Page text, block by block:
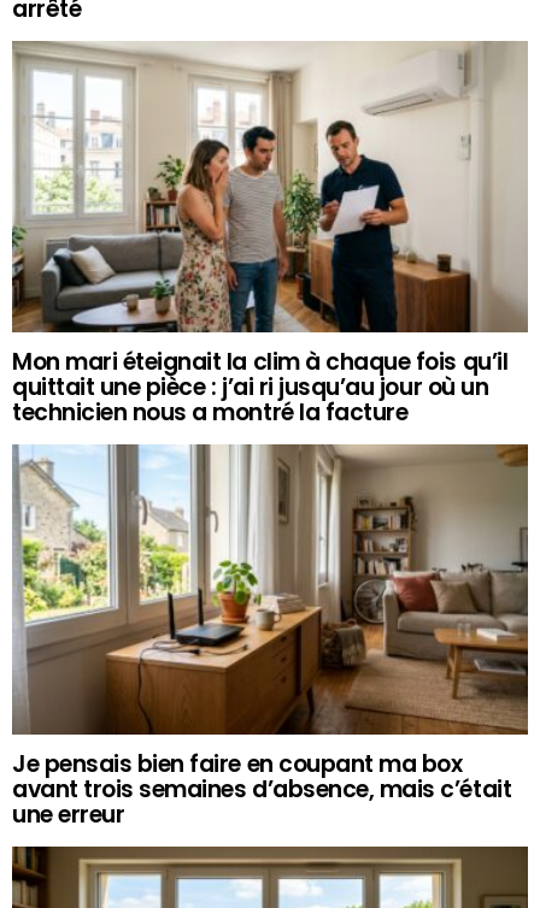
arrêté
Mon mari éteignait la clim à chaque fois qu’il
quittait une pièce : j’ai ri jusqu’au jour où un
technicien nous a montré la facture
Je pensais bien faire en coupant ma box
avant trois semaines d’absence, mais c’était
une erreur